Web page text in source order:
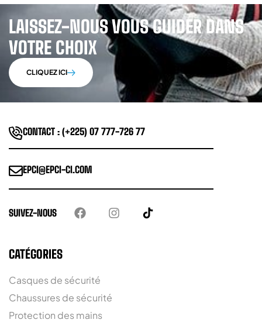
LAISSEZ-NOUS VOUS GUIDER DANS
VOTRE CHOIX
CLIQUEZ ICI
CONTACT : (+225) 07 777-726 77
EPCI@EPCI-CI.COM
SUIVEZ-NOUS
CATÉGORIES
Casques de sécurité
Chaussures de sécurité
Protection des mains